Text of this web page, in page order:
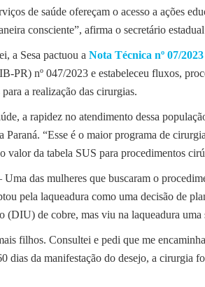
de saúde ofereçam o acesso a ações
consciente”, afirma o secretário
a Sesa pactuou a Nota Técnica nº 07/2023
PR) nº 047/2023 e estabeleceu fluxos,
a realização das cirurgias.
a rapidez no atendimento dessa
Paraná. “Esse é o maior programa de
valor da tabela SUS para procedimentos
Uma das mulheres que buscaram o
pela laqueadura como uma decisão de
(DIU) de cobre, mas viu na laqueadura
filhos. Consultei e pedi que me
dias da manifestação do desejo, a cirurgia